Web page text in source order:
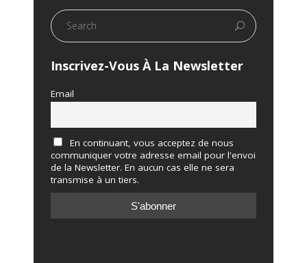
Inscrivez-Vous À La Newsletter
Email
En continuant, vous acceptez de nous
communiquer votre adresse email pour l'envoi
de la Newsletter. En aucun cas elle ne sera
transmise à un tiers.